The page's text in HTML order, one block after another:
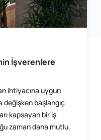
İşverenlere
ihtiyacına uygun
değişken başlangıç
kapsayan bir iş
zaman daha mutlu,